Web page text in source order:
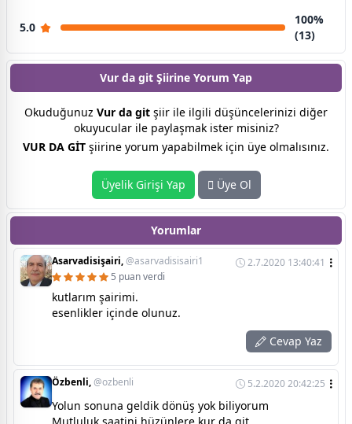
5.0
100%
(13)
Vur da git Şiirine Yorum Yap
Okuduğunuz Vur da git şiir ile ilgili düşüncelerinizi diğer
okuyucular ile paylaşmak ister misiniz?
VUR DA GİT şiirine yorum yapabilmek için üye olmalısınız.
Üyelik Girişi Yap Üye Ol
Yorumlar
Asarvadisişairi,@asarvadisisairi1
2.7.2020 13:40:41
5 puan verdi
kutlarım şairimi.
esenlikler içinde olunuz.
Cevap Yaz
Özbenli,@ozbenli 5.2.2020 20:42:25
Yolun sonuna geldik dönüş yok biliyorum